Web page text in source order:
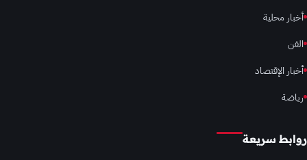
أخبار محلية
الفن
أخبار الإقتصاد
رياضة
روابط سريعة